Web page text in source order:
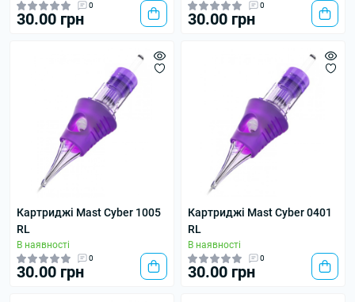
0
30.00 грн
0
30.00 грн
Картриджі Mast Cyber 1005
RL
В наявності
0
30.00 грн
Картриджі Mast Cyber 0401
RL
В наявності
0
30.00 грн